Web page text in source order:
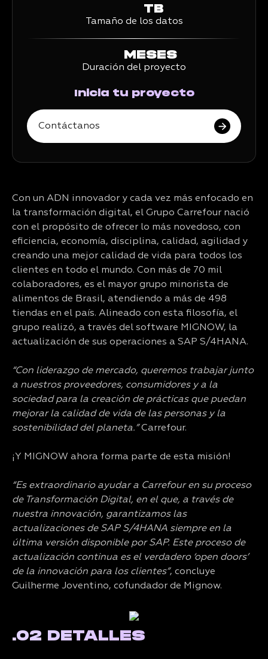
TB
Tamaño de los datos
MESES
Duración del proyecto
Inicia tu proyecto
Contáctanos
Con un ADN innovador y cada vez más enfocado en
la transformación digital, el Grupo Carrefour nació
con el propósito de ofrecer lo más novedoso, con
eficiencia, economía, disciplina, calidad, agilidad y
creando una mejor calidad de vida para todos los
clientes en todo el mundo. Con más de 70 mil
colaboradores, es el mayor grupo minorista de
alimentos de Brasil, atendiendo a más de 498
tiendas en el país. Alineado con esta filosofía, el
grupo realizó, a través del software MIGNOW, la
actualización de sus operaciones a SAP S/4HANA.
“Con liderazgo de mercado, queremos trabajar junto
a nuestros proveedores, consumidores y a la
sociedad para la creación de prácticas que puedan
mejorar la calidad de vida de las personas y la
sostenibilidad del planeta.”Carrefour.
¡Y MIGNOW ahora forma parte de esta misión!
“Es extraordinario ayudar a Carrefour en su proceso
de Transformación Digital, en el que, a través de
nuestra innovación, garantizamos las
actualizaciones de SAP S/4HANA siempre en la
última versión disponible por SAP. Este proceso de
actualización continua es el verdadero ‘open doors’
de la innovación para los clientes”, concluye
Guilherme Joventino, cofundador de Mignow.
.02 DETALLES